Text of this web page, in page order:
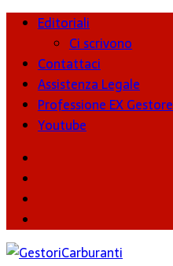
Editoriali
Ci scrivono
Contattaci
Assistenza Legale
Professione EX Gestore
Youtube